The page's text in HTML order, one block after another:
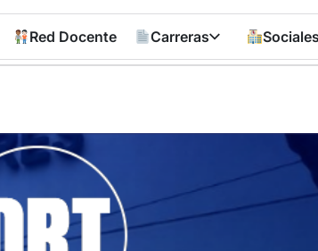
Red Docente Carreras
RT